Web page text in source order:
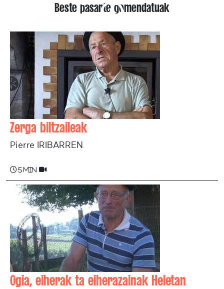
Beste pasarte gomendatuak
Zerga biltzaileak
Pierre IRIBARREN
5 min
Ogia, eiherak ta eiherazainak Heletan